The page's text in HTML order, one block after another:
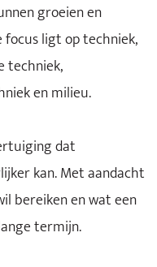
groeien en
ligt op techniek,
techniek,
en milieu.
dat
kan. Met aandacht
bereiken en wat een
termijn.